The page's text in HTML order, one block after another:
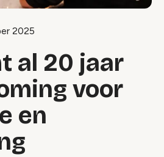
2025
al 20 jaar
voor
en